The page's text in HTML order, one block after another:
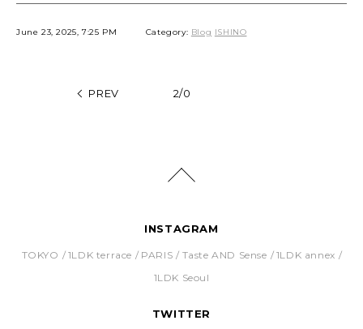
June 23, 2025, 7:25 PM Category: Blog ISHINO
PREV 2/0
INSTAGRAM
TOKYO 1LDK terrace PARIS Taste AND Sense
1LDK annex
1LDK Seoul
TWITTER